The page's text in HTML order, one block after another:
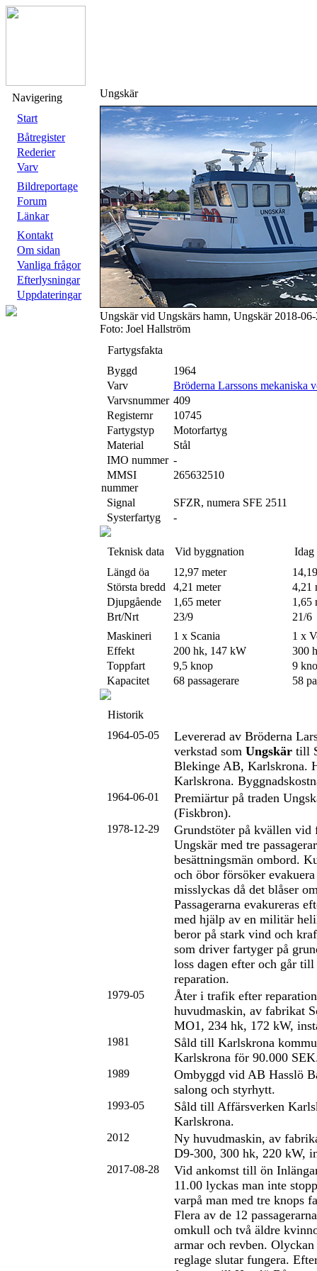
Navigering
Start
Båtregister
Rederier
Varv
Bildreportage
Forum
Länkar
Kontakt
Om sidan
Vanliga frågor
Efterlysningar
Uppdateringar
Ungskär
Ungskär vid Ungskärs hamn, Ungskär 2018-
Foto: Joel Hallström
Fartygsfakta
Byggd
1964
Varv
Bröderna Larssons mekaniska
Varvsnummer 409
Registernr
10745
Fartygstyp
Motorfartyg
Material
Stål
IMO nummer -
MMSI
nummer
265632510
Signal
SFZR, numera SFE 2511
Systerfartyg
-
Teknisk data Vid byggnation
Idag
Längd öa
12,97 meter
Största bredd
4,21 meter
4,21
Djupgående
1,65 meter
1,65
Brt/Nrt
23/9
21/6
Maskineri
1 x Scania
1 x
Effekt
200 hk, 147 kW
300
Toppfart
9,5 knop
9
Kapacitet
68 passagerare 58
Historik
1964-05-05
Levererad av Bröderna
verkstad som Ungskär till
Blekinge AB, Karlskrona.
Karlskrona.
1964-06-01
Premiärtur på traden
(Fiskbron).
1978-12-29
Grundstöter på kvällen vid
Ungskär med tre
besättningsmän ombord.
och öbor försöker evakuera
misslyckas då det blåser
Passagerarna evakureras
med hjälp av en militär
beror på stark vind och
som driver fartyger på
loss dagen efter och går
reparation.
1979-05
Åter i trafik efter
huvudmaskin, av fabrikat
MO1, 234 hk, 172 kW,
1981
Såld till Karlskrona
Karlskrona för 90.000
1989
Ombyggd vid AB Hasslö
salong och styrhytt.
1993-05
Såld till Affärsverken
Karlskrona.
2012
Ny huvudmaskin, av
D9-300, 300 hk, 220 kW,
2017-08-28
Vid ankomst till ön
11.00 lyckas man inte
varpå man med tre knops
Flera av de 12
omkull och två äldre
armar och revben.
reglage slutar fungera.